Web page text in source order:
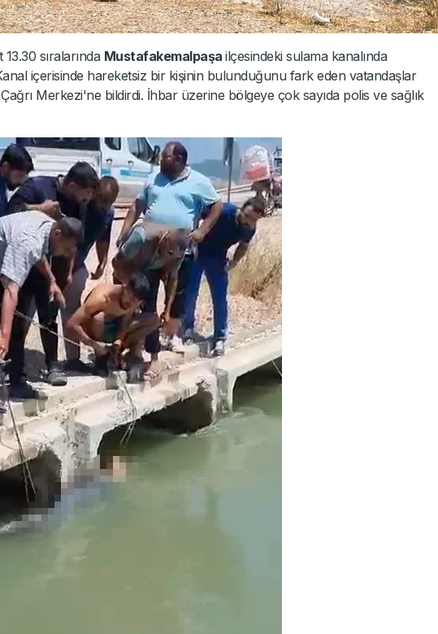
sıralarında Mustafakemalpaşa ilçesindeki sulama kanalında
içerisinde hareketsiz bir kişinin bulunduğunu fark eden vatandaşlar
Merkezi'ne bildirdi. İhbar üzerine bölgeye çok sayıda polis ve sağlık